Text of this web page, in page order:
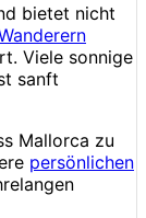
bietet nicht
Viele sonnige
sanft
Mallorca zu
persönlichen